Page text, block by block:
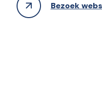
Bezoek